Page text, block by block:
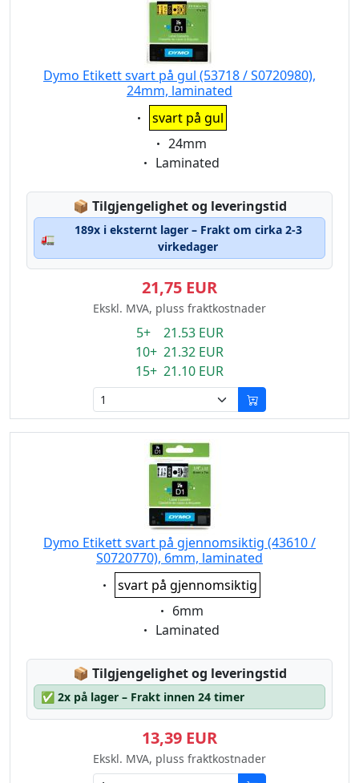
Dymo Etikett svart på gul (53718 / S0720980),
24mm, laminated
Eigenschaft:
svart på gul
Eigenschaft:
24mm
Eigenschaft:
Laminated
📦 Lagerstatus:
Tilgjengelighet og leveringstid
🚛
189x i eksternt lager – Frakt om cirka 2-3
virkedager
21,75 EUR
Ekskl. MVA, pluss fraktkostnader
5+ 21.53 EUR
10+ 21.32 EUR
15+ 21.10 EUR
Dymo Etikett svart på gjennomsiktig (43610 /
S0720770), 6mm, laminated
Eigenschaft:
svart på gjennomsiktig
Eigenschaft:
6mm
Eigenschaft:
Laminated
📦 Lagerstatus:
Tilgjengelighet og leveringstid
✅ 2x på lager – Frakt innen 24 timer
13,39 EUR
Ekskl. MVA, pluss fraktkostnader